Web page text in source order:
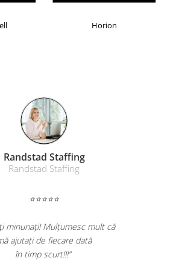
Anda Benga
Persoana fizica
„Foarte bun produsul. A scos efectiv toata
mizeria din pardoseli. Livrarea a fost rapida.
Recomand sa cumparati! Nota 10.”